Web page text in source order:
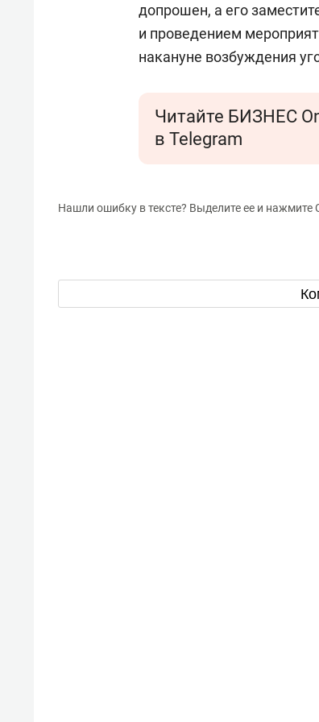
допрошен, а его
и проведением
накануне возбуждения
Читайте БИЗНЕС
в Telegram
Нашли ошибку в тексте? Выделите ее и нажмите